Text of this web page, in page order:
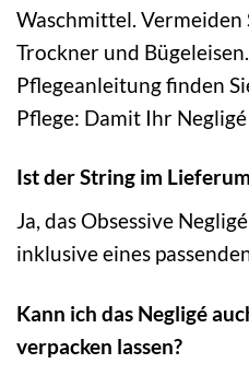
Waschmittel. Vermeiden
Trockner und
Pflegeanleitung finden
Pflege: Damit Ihr
Ist der String im
Ja, das Obsessive
inklusive eines
Kann ich das Negligé
verpacken lassen?